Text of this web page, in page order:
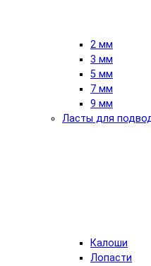
2 мм
3 мм
5 мм
7 мм
9 мм
Ласты для
Калоши
Лопасти